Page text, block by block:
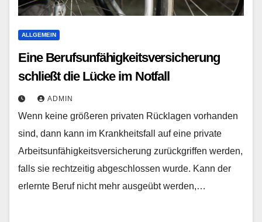
ALLGEMEIN
Eine Berufsunfähigkeitsversicherung
schließt die Lücke im Notfall
ADMIN
Wenn keine größeren privaten Rücklagen vorhanden
sind, dann kann im Krankheitsfall auf eine private
Arbeitsunfähigkeitsversicherung zurückgriffen werden,
falls sie rechtzeitig abgeschlossen wurde. Kann der
erlernte Beruf nicht mehr ausgeübt werden,…